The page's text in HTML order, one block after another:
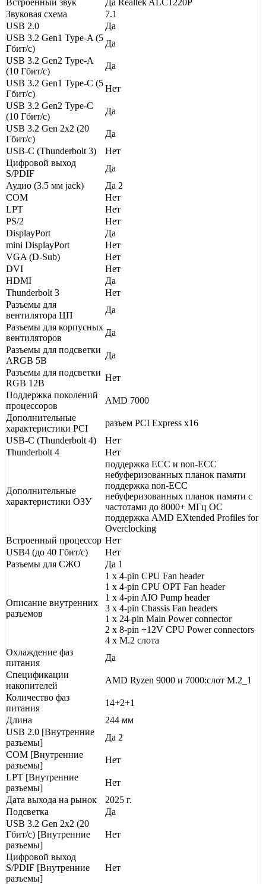
Звуковая схема
7.1
USB 2.0
Да
USB 3.2 Gen1 Type-A (5
Гбит/с)
Да
USB 3.2 Gen2 Type-A
(10 Гбит/с)
Да
USB 3.2 Gen1 Type-C (5
Гбит/с)
Нет
USB 3.2 Gen2 Type-C
(10 Гбит/с)
Да
USB 3.2 Gen 2x2 (20
Гбит/с)
Да
USB-C (Thunderbolt 3)
Нет
Цифровой выход
S/PDIF
Да
Аудио (3.5 мм jack)
Да 2
COM
Нет
LPT
Нет
PS/2
Нет
DisplayPort
Да
mini DisplayPort
Нет
VGA (D-Sub)
Нет
DVI
Нет
HDMI
Да
Thunderbolt 3
Нет
Разъемы для
вентилятора ЦП
Да
Разъемы для корпусных
вентиляторов
Да
Разъемы для подсветки
ARGB 5В
Да
Разъемы для подсветки
RGB 12В
Нет
Поддержка поколений
процессоров
AMD 7000
Дополнительные
характеристики PCI
разъем PCI Express x16
USB-C (Thunderbolt 4)
Нет
Thunderbolt 4
Нет
Дополнительные
характеристики ОЗУ
поддержка ECC и non-ECC
небуферизованных планок памяти
поддержка non-ECC
небуферизованных планок памяти с
частотами до 8000+ МГц OC
поддержка AMD EXtended Profiles for
Overclocking
Встроенный процессор Нет
USB4 (до 40 Гбит/с)
Нет
Разъемы для СЖО
Да 1
Описание внутренних
разъемов
1 x 4-pin CPU Fan header
1 x 4-pin CPU OPT Fan header
1 x 4-pin AIO Pump header
3 x 4-pin Chassis Fan headers
1 x 24-pin Main Power connector
2 x 8-pin +12V CPU Power connectors
4 x M.2 слота
Охлаждение фаз
питания
Да
Спецификации
накопителей
AMD Ryzen 9000 и 7000:слот M.2_1
Количество фаз
питания
14+2+1
Длина
244 мм
USB 2.0 [Внутренние
разъемы]
Да 2
COM [Внутренние
разъемы]
Нет
LPT [Внутренние
разъемы]
Нет
Дата выхода на рынок
2025 г.
Подсветка
Да
USB 3.2 Gen 2x2 (20
Гбит/с) [Внутренние
разъемы]
Нет
Цифровой выход
S/PDIF [Внутренние
разъемы]
Нет